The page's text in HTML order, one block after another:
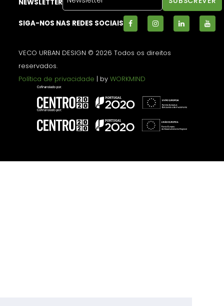
NEWSLETTER
SIGA-NOS NAS REDES SOCIAIS
VECO URBAN DESIGN © 2026 Todos os direitos
reservados.
Política de privacidade | byWORKMIND